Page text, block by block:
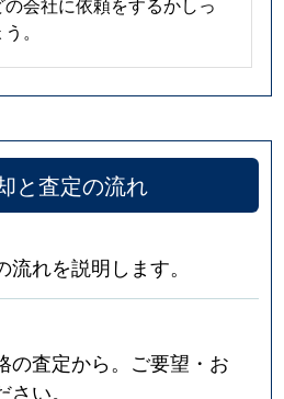
。
と査定の流れ
れを説明します。
の査定から。ご要望・お
い。